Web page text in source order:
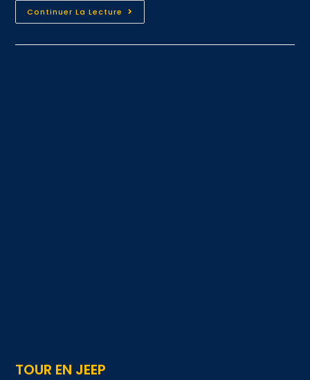
Continuer La Lecture
TOUR EN JEEP